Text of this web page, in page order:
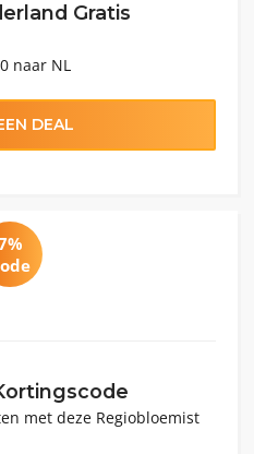
Gratis
naar NL
DEAL
met deze Regiobloemist